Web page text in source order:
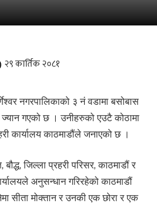
२९ कार्तिक २०८१
नगरपालिकाको ३ नं वडामा बसोबास
ज्यान गएको छ । उनीहरुको एउटै कोठामा
कार्यालय काठमाडौंले जनाएको छ ।
जिल्ला प्रहरी परिसर, काठमाडौं र
अनुसन्धान गरिरहेको काठमाडौं
सीता मोक्तान र उनकी एक छोरा र एक